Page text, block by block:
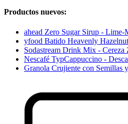
Productos nuevos:
ahead Zero Sugar Sirup - Lime-
yfood Batido Heavenly Hazelnut
Sodastream Drink Mix - Cereza
Nescafé TypCappuccino -
Granola Crujiente con Semillas